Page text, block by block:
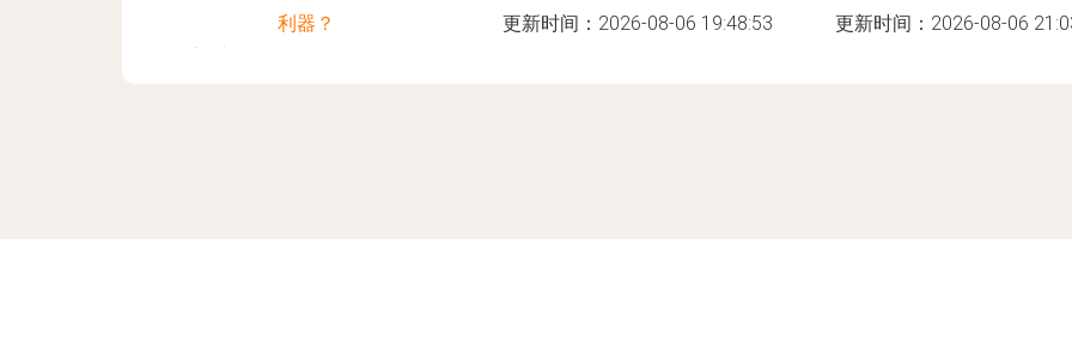
利器？
更新时间：2026-08-06 19:48:53
更新时间：2026-08-06